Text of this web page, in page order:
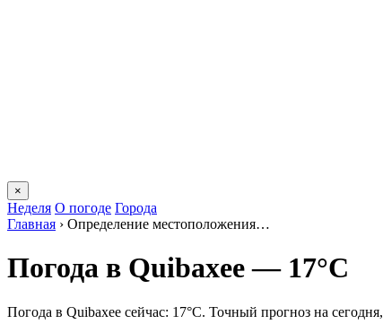
×
Неделя О погоде Города
Главная › Определение местоположения…
Погода в Quibaxeе — 17°C
Погода в Quibaxeе сейчас: 17°C. Точный прогноз на